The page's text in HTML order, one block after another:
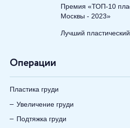
Премия «ТОП-10
Москвы - 2023»
Лучший
Операции
Пластика груди
Увеличение груди
Подтяжка груди